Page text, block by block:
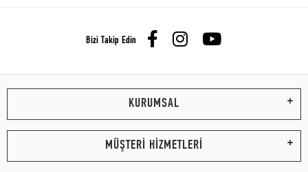
Bizi Takip Edin
KURUMSAL
MÜŞTERİ HİZMETLERİ